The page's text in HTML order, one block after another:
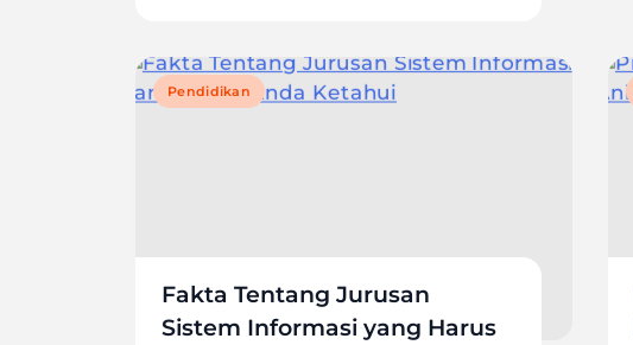
Pendidikan
Fakta Tentang Jurusan
Sistem Informasi yang Harus